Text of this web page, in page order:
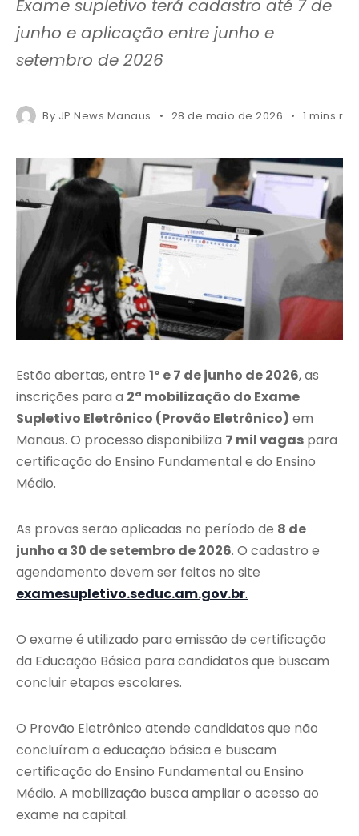
Exame supletivo terá cadastro até 7 de
junho e aplicação entre junho e
setembro de 2026
By JP News Manaus 28 de maio de 2026 1 mins
Estão abertas, entre 1º e 7 de junho de 2026, as
inscrições para a 2ª mobilização do Exame
Supletivo Eletrônico (Provão Eletrônico) em
Manaus. O processo disponibiliza 7 mil vagas para
certificação do Ensino Fundamental e do Ensino
Médio.
As provas serão aplicadas no período de 8 de
junho a 30 de setembro de 2026. O cadastro e
agendamento devem ser feitos no site
examesupletivo.seduc.am.gov.br.
O exame é utilizado para emissão de certificação
da Educação Básica para candidatos que buscam
concluir etapas escolares.
O Provão Eletrônico atende candidatos que não
concluíram a educação básica e buscam
certificação do Ensino Fundamental ou Ensino
Médio. A mobilização busca ampliar o acesso ao
exame na capital.